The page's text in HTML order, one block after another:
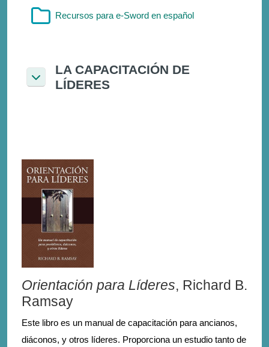
Recursos para e-Sword en españolΦάκελος
Σύμπτυξη
LA CAPACITACIÓN DE
LÍDERES
Orientación para Líderes, Richard B.
Ramsay
Este libro es un manual de capacitación para ancianos,
diáconos, y otros líderes. Proporciona un estudio tanto de